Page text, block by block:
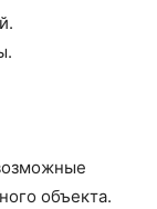
объекта.